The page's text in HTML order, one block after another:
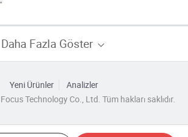
Daha Fazla Göster
Yeni Ürünler
Analizler
Technology Co., Ltd. Tüm hakları saklıdır.